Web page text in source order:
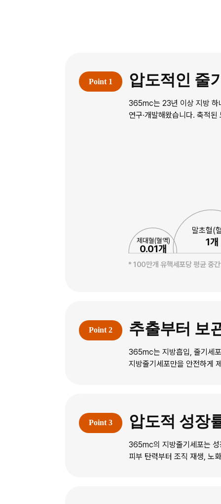
압도적인 줄
365mc는 23년 이상 지방 하
연구·개발해왔습니다. 축적
제대혈(혈액)
0.01개
말초혈(
1개
* 100만개 유핵세포당 평균 중
추출부터 보
365mc는 지방흡입, 줄기세
지방줄기세포만을 안전하게
압도적 성장
365mc의 지방줄기세포는 성
피부 탄력부터 조직 재생, 노